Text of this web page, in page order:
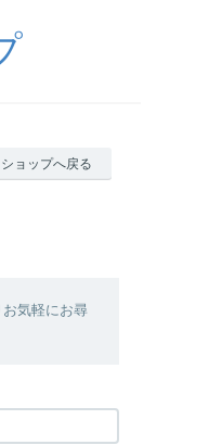
ショップへ戻る
気軽にお尋